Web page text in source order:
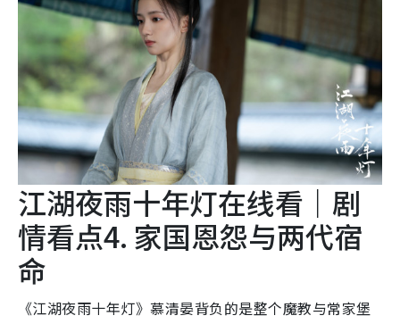
江湖夜雨十年灯在线看｜剧
情看点4. 家国恩怨与两代宿
命
《江湖夜雨十年灯》慕清晏背负的是整个魔教与常家堡